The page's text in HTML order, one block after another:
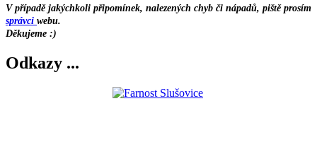
V případě jakýchkoli připomínek, nalezených chyb či nápadů, piště prosím
správci webu.
Děkujeme :)
Odkazy ...